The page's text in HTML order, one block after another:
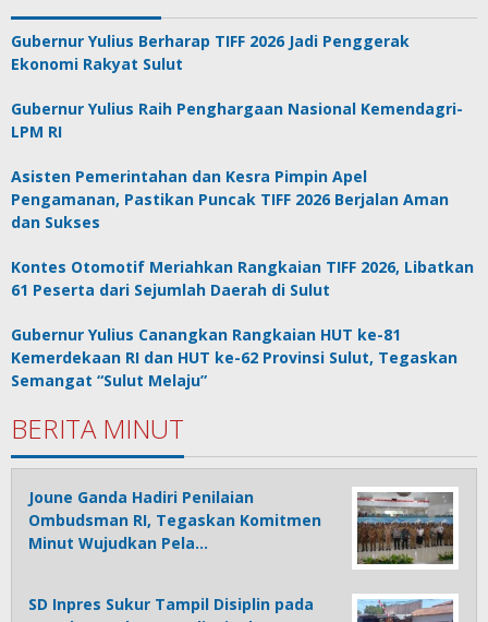
Gubernur Yulius Berharap TIFF 2026 Jadi Penggerak
Ekonomi Rakyat Sulut
Gubernur Yulius Raih Penghargaan Nasional Kemendagri-
LPM RI
Asisten Pemerintahan dan Kesra Pimpin Apel
Pengamanan, Pastikan Puncak TIFF 2026 Berjalan Aman
dan Sukses
Kontes Otomotif Meriahkan Rangkaian TIFF 2026, Libatkan
61 Peserta dari Sejumlah Daerah di Sulut
Gubernur Yulius Canangkan Rangkaian HUT ke-81
Kemerdekaan RI dan HUT ke-62 Provinsi Sulut, Tegaskan
Semangat “Sulut Melaju”
BERITA MINUT
Joune Ganda Hadiri Penilaian
Ombudsman RI, Tegaskan Komitmen
Minut Wujudkan Pela…
SD Inpres Sukur Tampil Disiplin pada